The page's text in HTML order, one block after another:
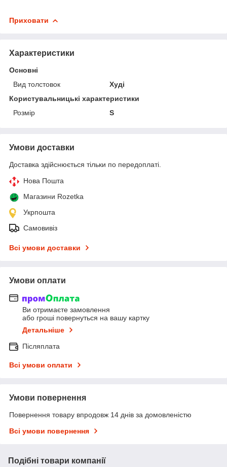
Приховати
Характеристики
Основні
Вид толстовок
Худі
Користувальницькі характеристики
Розмір
S
Умови доставки
Доставка здійснюється тільки по передоплаті.
Нова Пошта
Магазини Rozetka
Укрпошта
Самовивіз
Всі умови доставки
Умови оплати
Ви отримаєте замовлення
або гроші повернуться на вашу картку
Детальніше
Післяплата
Всі умови оплати
Умови повернення
Повернення товару впродовж 14 днів за домовленістю
Всі умови повернення
Подібні товари компанії